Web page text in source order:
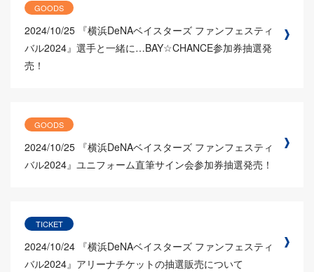
GOODS
2024/10/25 『横浜DeNAベイスターズ ファンフェスティ
バル2024』選手と一緒に…BAY☆CHANCE参加券抽選発
売！
GOODS
2024/10/25 『横浜DeNAベイスターズ ファンフェスティ
バル2024』ユニフォーム直筆サイン会参加券抽選発売！
TICKET
2024/10/24 『横浜DeNAベイスターズ ファンフェスティ
バル2024』アリーナチケットの抽選販売について